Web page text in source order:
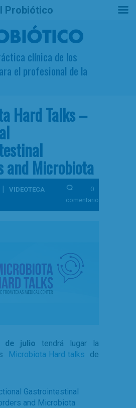
clínica de los
el profesional de la
Hard Talks –
and Microbiota
| VIDEOTECA
0
comentarios
de julio tendrá lugar la
Microbiota Hard talks
de
Gastrointestinal
and Microbiota
Probiótico